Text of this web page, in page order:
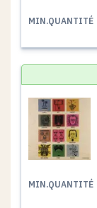
MIN.QUANTITÉ
MIN.QUANTITÉ